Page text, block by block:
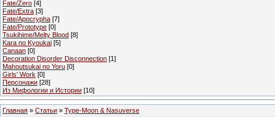
Fate/Zero [4]
Fate/Extra [3]
Fate/Apocrypha [7]
Fate/Prototype [0]
Tsukihime/Melty Blood [8]
Kara no Kyoukai [5]
Canaan [0]
Decoration Disorder Disconnection [1]
Mahoutsukai no Yoru [0]
Girls' Work [0]
Персонажи [28]
Из Мифологии и Истории [10]
Главная » Статьи » Type-Moon & Nasuverse